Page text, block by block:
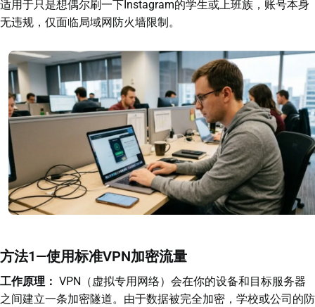
适用于只是想偶尔刷一下Instagram的学生或上班族，账号本身
无违规，仅面临局域网防火墙限制。
方法1—使用标准VPN加密流量
工作原理： VPN（虚拟专用网络）会在你的设备和目标服务器
之间建立一条加密隧道。由于数据被完全加密，学校或公司的防